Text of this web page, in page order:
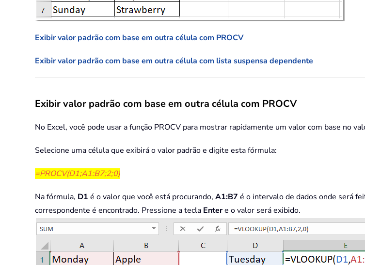
Exibir valor padrão com base em outra célula com PROCV
Exibir valor padrão com base em outra célula com lista suspensa dependente
Exibir valor padrão com base em outra célula com PROCV
No Excel, você pode usar a função PROCV para mostrar rapidamente um valor com base no
Selecione uma célula que exibirá o valor padrão e digite esta fórmula:
=PROCV(D1;A1:B7;2;0)
Na fórmula, D1 é o valor que você está procurando, A1:B7 é o intervalo de dados onde será
correspondente é encontrado. Pressione a tecla Entere o valor será exibido.